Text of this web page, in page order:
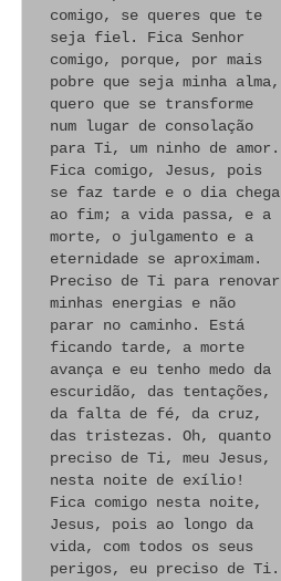
comigo, se queres que te
seja fiel. Fica Senhor
comigo, porque, por mais
pobre que seja minha alma,
quero que se transforme
num lugar de consolação
para Ti, um ninho de amor.
Fica comigo, Jesus, pois
se faz tarde e o dia chega
ao fim; a vida passa, e a
morte, o julgamento e a
eternidade se aproximam.
Preciso de Ti para renovar
minhas energias e não
parar no caminho. Está
ficando tarde, a morte
avança e eu tenho medo da
escuridão, das tentações,
da falta de fé, da cruz,
das tristezas. Oh, quanto
preciso de Ti, meu Jesus,
nesta noite de exílio!
Fica comigo nesta noite,
Jesus, pois ao longo da
vida, com todos os seus
perigos, eu preciso de Ti.